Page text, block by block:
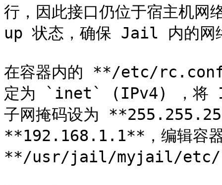
行，因此接口仍位于宿主机
up 状态，确保 Jail 内的网
在容器内的 **/etc/
定为 `inet` (IPv4) ，将
子网掩码设为
**192.168.1.1**，编辑容器
**/usr/jail/myjail/etc/